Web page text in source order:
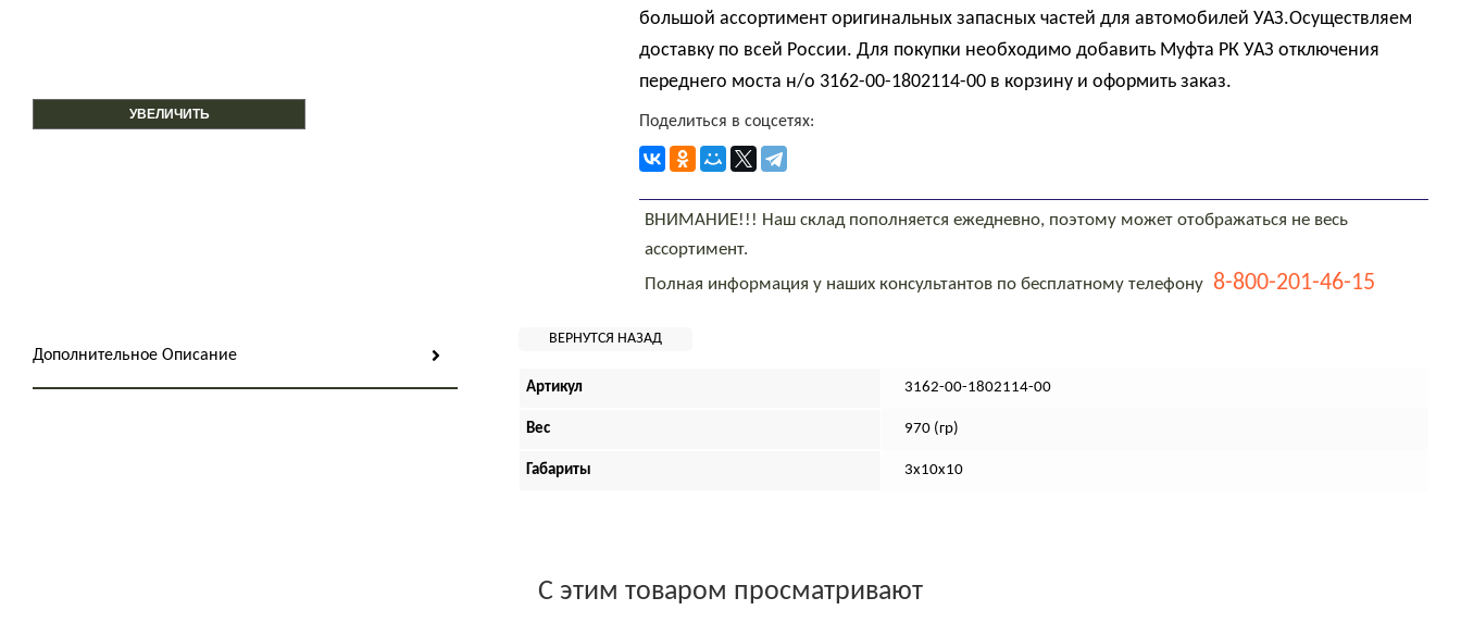
УВЕЛИЧИТЬ
большой ассортимент оригинальных запасных частей для автомобилей УАЗ.Осуществляем
доставку по всей России. Для покупки необходимо добавить Муфта РК УАЗ отключения
переднего моста н/о 3162-00-1802114-00 в корзину и оформить заказ.
Поделиться в соцсетях:
ВНИМАНИЕ!!! Наш склад пополняется ежедневно, поэтому может отображаться не весь
ассортимент.
Полная информация у наших консультантов по бесплатному телефону 8-800-201-46-15
Дополнительное Описание
Артикул 3162-00-1802114-00
Вес 970 (гр)
Габариты 3х10х10
С этим товаром просматривают